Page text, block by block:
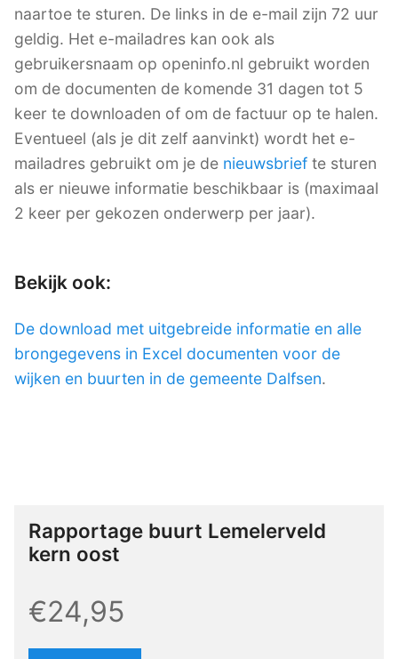
naartoe te sturen. De links in de e-mail zijn 72 uur
geldig. Het e-mailadres kan ook als
gebruikersnaam op openinfo.nl gebruikt worden
om de documenten de komende 31 dagen tot 5
keer te downloaden of om de factuur op te halen.
Eventueel (als je dit zelf aanvinkt) wordt het e-
mailadres gebruikt om je de nieuwsbrief te sturen
als er nieuwe informatie beschikbaar is (maximaal
2 keer per gekozen onderwerp per jaar).
Bekijk ook:
De download met uitgebreide informatie en alle
brongegevens in Excel documenten voor de
wijken en buurten in de gemeente Dalfsen.
Rapportage buurt Lemelerveld
kern oost
€24,95